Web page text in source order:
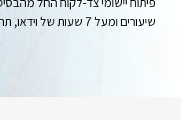
שיעורים ומעל 7 שעות של וידאו, תרגול מלווה על כל נושא ופרויקט סיכום.